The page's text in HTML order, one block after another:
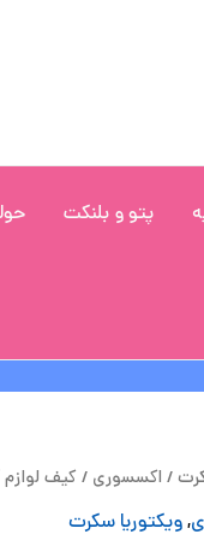
پتو و بلنکت
/ اکسسوری / کیف لوازم
,ویکتوریا سکرت